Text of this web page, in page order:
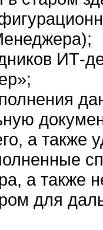
ИТ-
а также
а также
для